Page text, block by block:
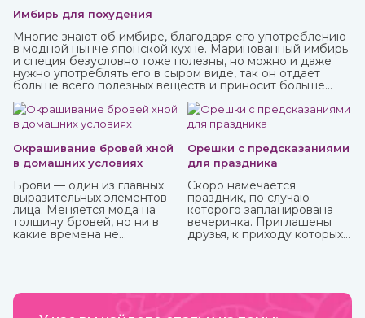
Имбирь для похудения
Многие знают об имбире, благодаря его употреблению
в модной нынче японской кухне. Маринованный имбирь
и специя безусловно тоже полезны, но можно и даже
нужно употреблять его в сыром виде, так он отдает
больше всего полезных веществ и приносит больше
Окрашивание бровей хной
в домашних условиях
Брови — один из главных
выразительных элементов
лица. Меняется мода на
толщину бровей, но ни в
какие времена не
достались яркие брови, но
Орешки с предсказаниями
для праздника
Скоро намечается
праздник, по случаю
которого запланирована
вечеринка. Приглашены
друзья, к приходу которых
дорогим шампанским для